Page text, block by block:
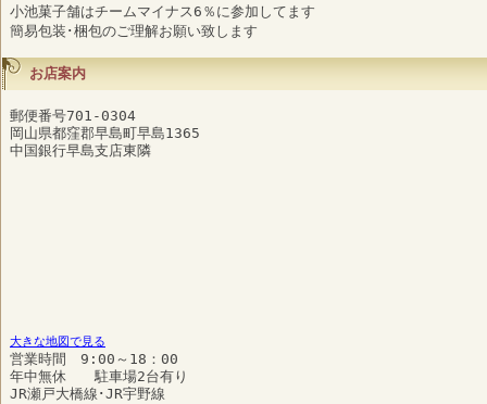
小池菓子舗はチームマイナス6％に参加してます
簡易包装･梱包のご理解お願い致します
お店案内
郵便番号701-0304
岡山県都窪郡早島町早島1365
中国銀行早島支店東隣
大きな地図で見る
営業時間 9:00～18：00
年中無休 駐車場2台有り
JR瀬戸大橋線･JR宇野線